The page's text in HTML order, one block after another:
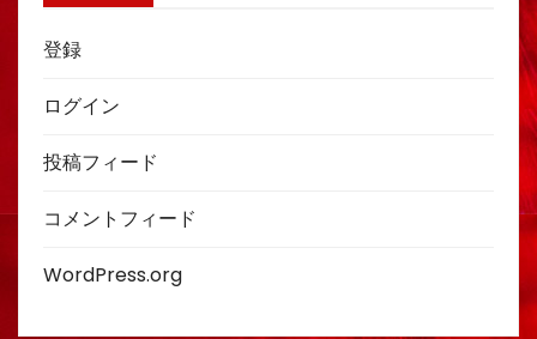
登録
ログイン
投稿フィード
コメントフィード
WordPress.org